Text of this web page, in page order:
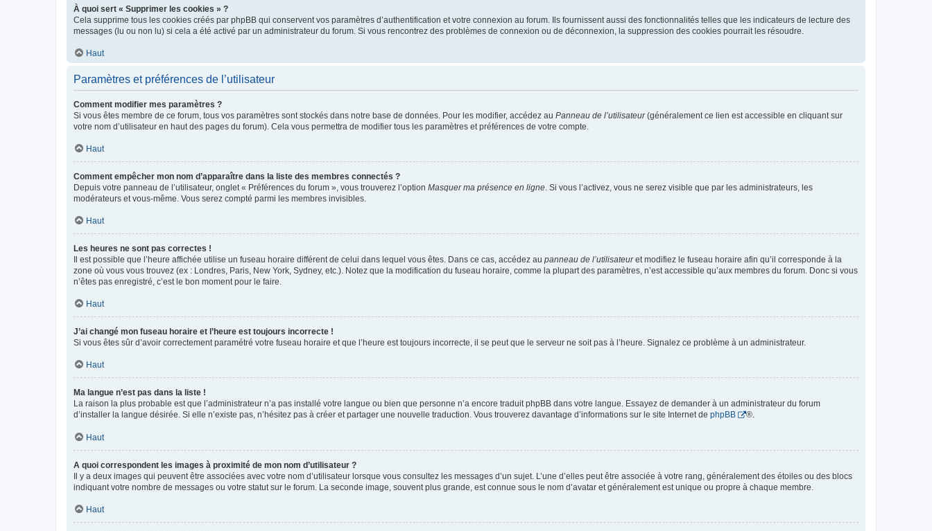
À quoi sert « Supprimer les cookies » ?
Cela supprime tous les cookies créés par phpBB qui conservent vos paramètres d’authentification et votre connexion au forum. Ils fournissent aussi des fonctionnalités telles que les indicateurs de lecture des
messages (lu ou non lu) si cela a été activé par un administrateur du forum. Si vous rencontrez des problèmes de connexion ou de déconnexion, la suppression des cookies pourrait les résoudre.
Haut
Paramètres et préférences de l’utilisateur
Comment modifier mes paramètres ?
Si vous êtes membre de ce forum, tous vos paramètres sont stockés dans notre base de données. Pour les modifier, accédez au Panneau de l’utilisateur(généralement ce lien est accessible en cliquant sur
votre nom d’utilisateur en haut des pages du forum). Cela vous permettra de modifier tous les paramètres et préférences de votre compte.
Haut
Comment empêcher mon nom d’apparaître dans la liste des membres connectés ?
Depuis votre panneau de l’utilisateur, onglet « Préférences du forum », vous trouverez l’option Masquer ma présence en ligne. Si vous l’activez, vous ne serez visible que par les administrateurs, les
modérateurs et vous-même. Vous serez compté parmi les membres invisibles.
Haut
Les heures ne sont pas correctes !
Il est possible que l’heure affichée utilise un fuseau horaire différent de celui dans lequel vous êtes. Dans ce cas, accédez au panneau de l’utilisateuret modifiez le fuseau horaire afin qu’il corresponde à la
zone où vous vous trouvez (ex : Londres, Paris, New York, Sydney, etc.). Notez que la modification du fuseau horaire, comme la plupart des paramètres, n’est accessible qu’aux membres du forum. Donc si vous
n’êtes pas enregistré, c’est le bon moment pour le faire.
Haut
J’ai changé mon fuseau horaire et l’heure est toujours incorrecte !
Si vous êtes sûr d’avoir correctement paramétré votre fuseau horaire et que l’heure est toujours incorrecte, il se peut que le serveur ne soit pas à l’heure. Signalez ce problème à un administrateur.
Haut
Ma langue n’est pas dans la liste !
La raison la plus probable est que l’administrateur n’a pas installé votre langue ou bien que personne n’a encore traduit phpBB dans votre langue. Essayez de demander à un administrateur du forum
d’installer la langue désirée. Si elle n’existe pas, n’hésitez pas à créer et partager une nouvelle traduction. Vous trouverez davantage d’informations sur le site Internet de phpBB ®.
Haut
A quoi correspondent les images à proximité de mon nom d’utilisateur ?
Il y a deux images qui peuvent être associées avec votre nom d’utilisateur lorsque vous consultez les messages d’un sujet. L’une d’elles peut être associée à votre rang, généralement des étoiles ou des blocs
indiquant votre nombre de messages ou votre statut sur le forum. La seconde image, souvent plus grande, est connue sous le nom d’avatar et généralement est unique ou propre à chaque membre.
Haut